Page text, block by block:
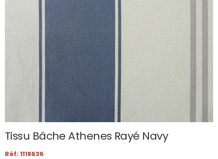
Tissu Bâche Athenes Rayé Navy
Réf: 1118636